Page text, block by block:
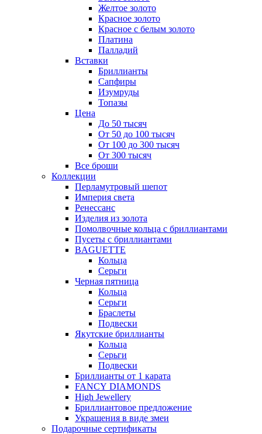
Желтое золото
Красное золото
Красное с белым золото
Платина
Палладий
Вставки
Бриллианты
Сапфиры
Изумруды
Топазы
Цена
До 50 тысяч
От 50 до 100 тысяч
От 100 до 300 тысяч
От 300 тысяч
Все броши
Коллекции
Перламутровый шепот
Империя света
Ренессанс
Изделия из золота
Помолвочные кольца с бриллиантами
Пусеты с бриллиантами
BAGUETTE
Кольца
Серьги
Черная пятница
Кольца
Серьги
Браслеты
Подвески
Якутские бриллианты
Кольца
Серьги
Подвески
Бриллианты от 1 карата
FANCY DIAMONDS
High Jewellery
Бриллиантовое предложение
Украшения в виде змеи
Подарочные сертификаты